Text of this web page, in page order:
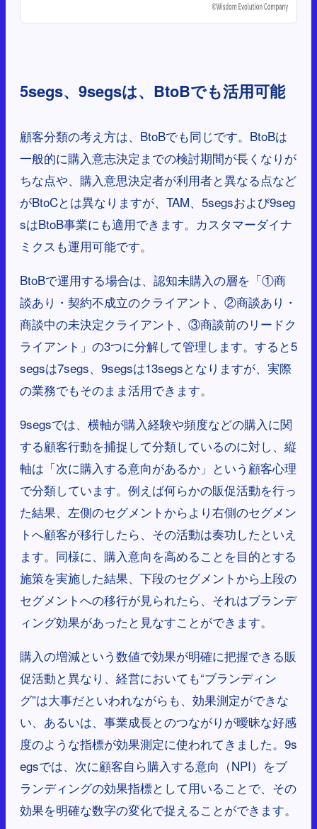
5segs、9segsは、BtoBでも活用可能
顧客分類の考え方は、BtoBでも同じです。BtoBは
一般的に購入意志決定までの検討期間が長くなりが
ちな点や、購入意思決定者が利用者と異なる点など
がBtoCとは異なりますが、TAM、5segsおよび9seg
sはBtoB事業にも適用できます。カスタマーダイナ
ミクスも運用可能です。
BtoBで運用する場合は、認知未購入の層を「①商
談あり・契約不成立のクライアント、②商談あり・
商談中の未決定クライアント、③商談前のリードク
ライアント」の3つに分解して管理します。すると5
segsは7segs、9segsは13segsとなりますが、実際
の業務でもそのまま活用できます。
9segsでは、横軸が購入経験や頻度などの購入に関
する顧客行動を捕捉して分類しているのに対し、縦
軸は「次に購入する意向があるか」という顧客心理
で分類しています。例えば何らかの販促活動を行っ
た結果、左側のセグメントからより右側のセグメン
トへ顧客が移行したら、その活動は奏功したといえ
ます。同様に、購入意向を高めることを目的とする
施策を実施した結果、下段のセグメントから上段の
セグメントへの移行が見られたら、それはブランデ
ィング効果があったと見なすことができます。
購入の増減という数値で効果が明確に把握できる販
促活動と異なり、経営においても“ブランディン
グ”は大事だといわれながらも、効果測定ができな
い、あるいは、事業成長とのつながりが曖昧な好感
度のような指標が効果測定に使われてきました。9s
egsでは、次に顧客自ら購入する意向（NPI）をブ
ランディングの効果指標として用いることで、その
効果を明確な数字の変化で捉えることができます。